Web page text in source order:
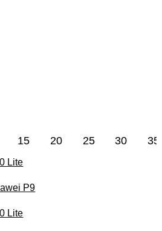
15 20 25 30 35
Lite
P9
Lite